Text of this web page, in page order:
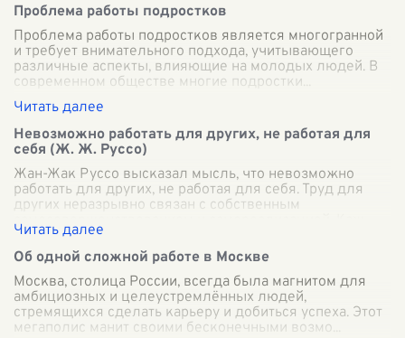
Проблема работы подростков
Проблема работы подростков является многогранной
и требует внимательного подхода, учитывающего
различные аспекты, влияющие на молодых людей. В
современном обществе многие подростки
Невозможно работать для других, не работая для
себя (Ж. Ж. Руссо)
Жан-Жак Руссо высказал мысль, что невозможно
работать для других, не работая для себя. Труд для
других неразрывно связан с собственным
самосовершенствованием и самореализацией. Каж
Об одной сложной работе в Москве
Москва, столица России, всегда была магнитом для
амбициозных и целеустремлённых людей,
стремящихся сделать карьеру и добиться успеха. Этот
мегаполис манит своими бесконечными возмо